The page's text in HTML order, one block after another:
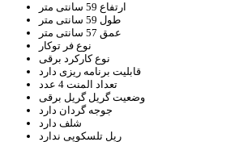
ارتفاع 59 سانتی متر
طول 59 سانتی متر
عمق 57 سانتی متر
نوع فر توکار
نوع کارکرد برقی
قابلیت برنامه ریزی دارد
تعداد المنت 4 عدد
وضعیت گریل گریل برقی
جوجه گردان دارد
شلف دارد
ریل تلسکوپی ندارد